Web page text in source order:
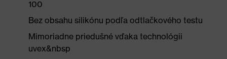
100
Bez obsahu silikónu podľa odtlačkového testu
Mimoriadne priedušné vďaka technológii
uvex&nbsp